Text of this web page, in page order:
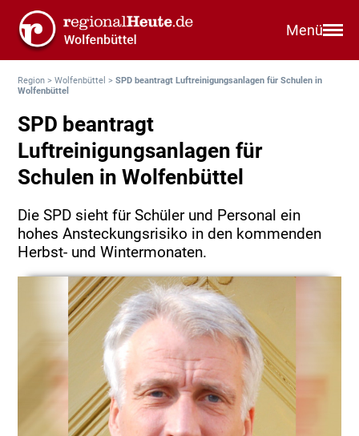
Menü
Region >Wolfenbüttel >SPD beantragt Luftreinigungsanlagen für Schulen in
Wolfenbüttel
SPD beantragt
Luftreinigungsanlagen für
Schulen in Wolfenbüttel
Die SPD sieht für Schüler und Personal ein
hohes Ansteckungsrisiko in den kommenden
Herbst- und Wintermonaten.